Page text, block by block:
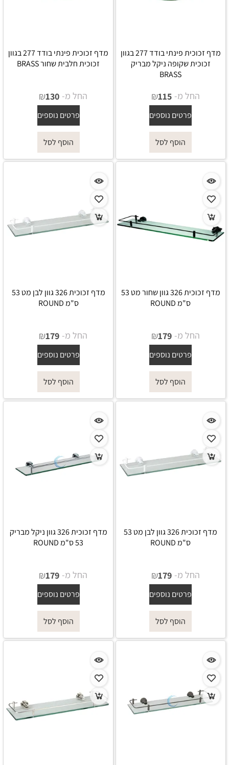
מדף זכוכית פינתי בודד 277 בגוון
זכוכית שקופה ניקל מבריק
BRASS
החל מ- ₪115
פרטים נוספים
הוסף לסל
מדף זכוכית פינתי בודד 277 בגוון
זכוכית חלבית שחור BRASS
החל מ- ₪130
פרטים נוספים
הוסף לסל
מדף זכוכית 326 גוון שחור מט 53
ס"מ ROUND
החל מ- ₪179
פרטים נוספים
הוסף לסל
מדף זכוכית 326 גוון לבן מט 53
ס"מ ROUND
החל מ- ₪179
פרטים נוספים
הוסף לסל
מדף זכוכית 326 גוון לבן מט 53
ס"מ ROUND
החל מ- ₪179
פרטים נוספים
הוסף לסל
מדף זכוכית 326 גוון ניקל מבריק
53 ס"מ ROUND
החל מ- ₪179
פרטים נוספים
הוסף לסל